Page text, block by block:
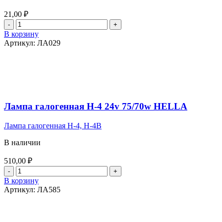
21,00 ₽
Количество
товара
Лампа
желтая
В корзину
Артикул: ЛА029
Лампа галогенная Н-4 24v 75/70w HELLA
Лампа галогенная Н-4, H-4B
В наличии
510,00 ₽
Количество
товара
Лампа
галогенная
В корзину
Артикул: ЛА585